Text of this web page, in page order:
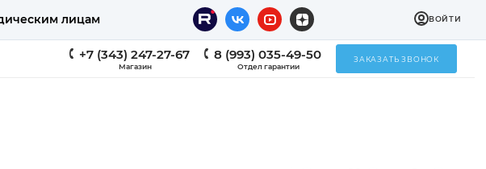
лицам ВОЙТИ
+7 (343) 247-27-67
Магазин
8 (993) 035-49-50
Отдел гарантии
ЗАКАЗАТЬ ЗВОНОК